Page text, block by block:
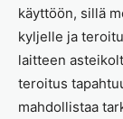
käyttöön, sillä
kyljelle ja
laitteen
teroitus
mahdollistaa